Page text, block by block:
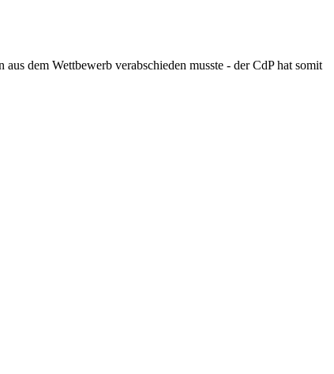
dem Wettbewerb verabschieden musste - der CdP hat somit